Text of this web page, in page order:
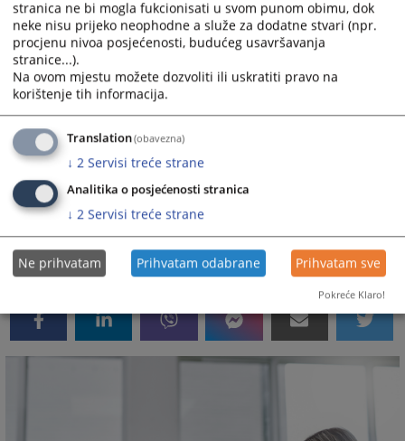
IKT opremi
poslovi upravljanja motornim vozilom
briga o tehničkom i higijenskom održavanju
prostorija suda i opreme
drugi poslovi koji po prirodi spadaju u djelokrug
ovog odjela
U Sudu se obavljaju financijski poslovi koji čine
samostalnu cjelinu, a zbog malog opsega poslova,
obavlja ih jedan samostalni izvršitelj te su organizacijski
vezani izravno za predsjednika suda.
1398PREGLEDA
stranica ne bi mogla fukcionisati u svom punom obimu, dok
neke nisu prijeko neophodne a služe za dodatne stvari (npr.
procjenu nivoa posjećenosti, budućeg usavršavanja
stranice...).
Na ovom mjestu možete dozvoliti ili uskratiti pravo na
korištenje tih informacija.
Translation(obavezna)
↓ 2 Servisi treće strane
Analitika o posjećenosti stranica
↓ 2 Servisi treće strane
Ne prihvatam Prihvatam odabrane Prihvatam sve
Pokreće Klaro!